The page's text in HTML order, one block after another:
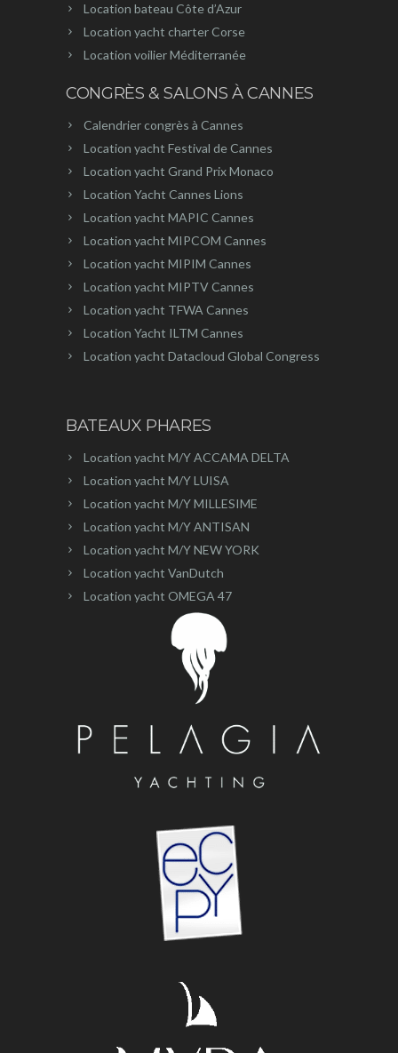
Location bateau Côte d’Azur
Location yacht charter Corse
Location voilier Méditerranée
CONGRÈS & SALONS À CANNES
Calendrier congrès à Cannes
Location yacht Festival de Cannes
Location yacht Grand Prix Monaco
Location Yacht Cannes Lions
Location yacht MAPIC Cannes
Location yacht MIPCOM Cannes
Location yacht MIPIM Cannes
Location yacht MIPTV Cannes
Location yacht TFWA Cannes
Location Yacht ILTM Cannes
Location yacht Datacloud Global Congress
BATEAUX PHARES
Location yacht M/Y ACCAMA DELTA
Location yacht M/Y LUISA
Location yacht M/Y MILLESIME
Location yacht M/Y ANTISAN
Location yacht M/Y NEW YORK
Location yacht VanDutch
Location yacht OMEGA 47